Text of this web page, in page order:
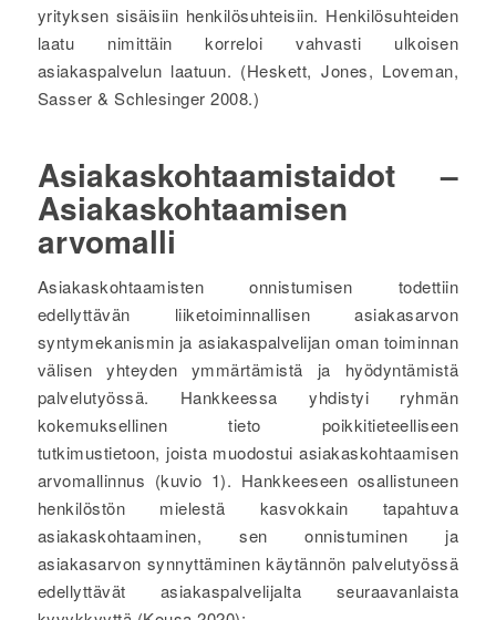
yrityksen sisäisiin henkilösuhteisiin. Henkilösuhteiden
laatu nimittäin korreloi vahvasti ulkoisen
asiakaspalvelun laatuun. (Heskett, Jones, Loveman,
Sasser & Schlesinger 2008.)
Asiakaskohtaamistaidot –
Asiakaskohtaamisen
arvomalli
Asiakaskohtaamisten onnistumisen todettiin
edellyttävän liiketoiminnallisen asiakasarvon
syntymekanismin ja asiakaspalvelijan oman toiminnan
välisen yhteyden ymmärtämistä ja hyödyntämistä
palvelutyössä. Hankkeessa yhdistyi ryhmän
kokemuksellinen tieto poikkitieteelliseen
tutkimustietoon, joista muodostui asiakaskohtaamisen
arvomallinnus (kuvio 1). Hankkeeseen osallistuneen
henkilöstön mielestä kasvokkain tapahtuva
asiakaskohtaaminen, sen onnistuminen ja
asiakasarvon synnyttäminen käytännön palvelutyössä
edellyttävät asiakaspalvelijalta seuraavanlaista